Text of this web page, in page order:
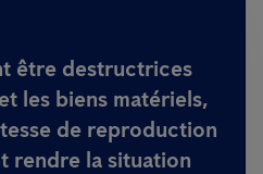
être destructrices
les biens matériels,
de reproduction
rendre la situation